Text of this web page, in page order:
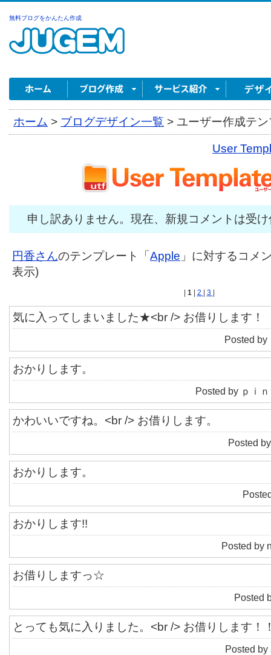
無料ブログをかんたん作成
ホーム > ブログデザイン一覧 > ユーザー作成テ
User
申し訳ありません。現在、新規コメントは受
円香さんのテンプレート「 Apple 」に対するコメ
表示)
1 2 3
気に入ってしまいました★<br /> お借りします！
Posted by
おかりします。
Posted by ｐｉ
かわいいですね。<br /> お借りします。
Posted
おかりします。
おかりします!!
Posted by
お借りしますっ☆
Posted
とっても気に入りました。<br /> お借りします！
Posted by